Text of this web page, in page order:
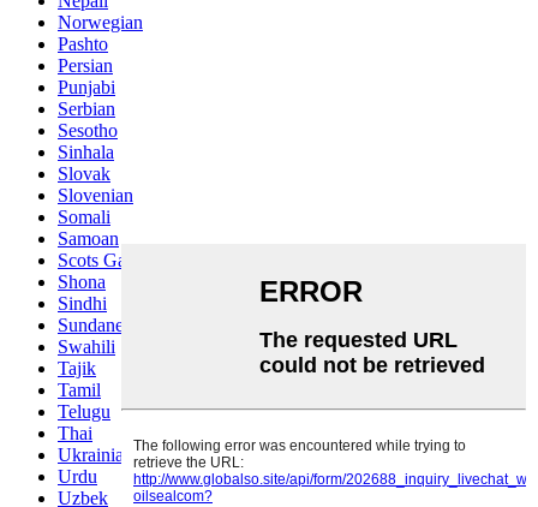
Norwegian
Pashto
Persian
Punjabi
Serbian
Sesotho
Sinhala
Slovak
Slovenian
Somali
Samoan
Scots Gaelic
Shona
Sindhi
Sundanese
Swahili
Tajik
Tamil
Telugu
Thai
Ukrainian
Urdu
Uzbek